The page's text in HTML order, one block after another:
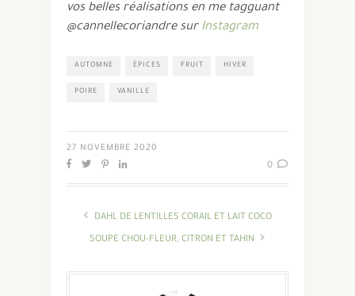
vos belles réalisations en me tagguant
@cannellecoriandre sur Instagram
AUTOMNE ÉPICES FRUIT HIVER
POIRE VANILLE
27 NOVEMBRE 2020
0
DAHL DE LENTILLES CORAIL ET LAIT COCO
SOUPE CHOU-FLEUR, CITRON ET TAHIN